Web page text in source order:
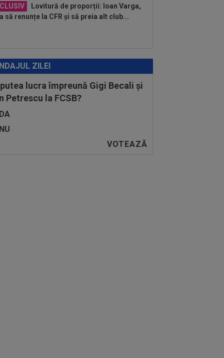
Lovitură de proporții: Ioan Varga,
să renunțe la CFR și să preia alt club...
ZILEI
lucra împreună Gigi Becali și
Petrescu la FCSB?
DA
NU